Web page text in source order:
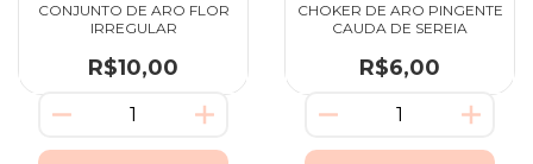
CONJUNTO DE ARO FLOR
IRREGULAR
R$10,00
CHOKER DE ARO PINGENTE
CAUDA DE SEREIA
R$6,00